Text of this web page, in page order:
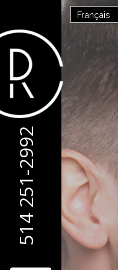
Français
514 251-2992